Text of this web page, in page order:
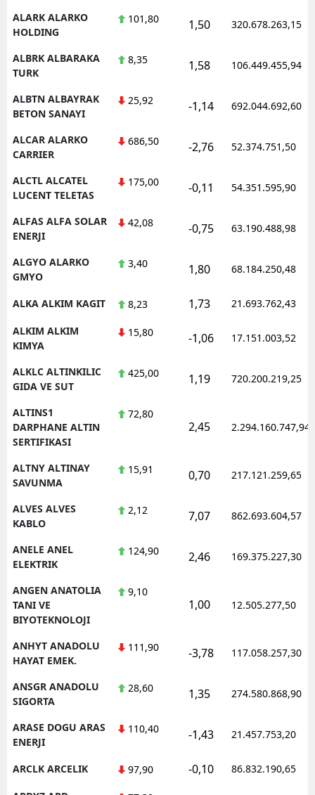
ALARK ALARKO
HOLDING
101,80 1,50 320.678.263,15
ALBRK ALBARAKA
TURK
8,35 1,58 106.449.455,94
ALBTN ALBAYRAK
BETON SANAYI
25,92 -1,14 692.044.692,60
ALCAR ALARKO
CARRIER
686,50 -2,76 52.374.751,50
ALCTL ALCATEL
LUCENT TELETAS
175,00 -0,11 54.351.595,90
ALFAS ALFA SOLAR
ENERJI
42,08 -0,75 63.190.488,98
ALGYO ALARKO
GMYO
3,40 1,80 68.184.250,48
ALKA ALKIM KAGIT 8,23 1,73 21.693.762,43
ALKIM ALKIM
KIMYA
15,80 -1,06 17.151.003,52
ALKLC ALTINKILIC
GIDA VE SUT
425,00 1,19 720.200.219,25
ALTINS1
DARPHANE ALTIN
SERTIFIKASI
72,80
2,45 2.294.160.747,94
ALTNY ALTINAY
SAVUNMA
15,91 0,70 217.121.259,65
ALVES ALVES
KABLO
2,12 7,07 862.693.604,57
ANELE ANEL
ELEKTRIK
124,90 2,46 169.375.227,30
ANGEN ANATOLIA
TANI VE
BIYOTEKNOLOJI
9,10
1,00 12.505.277,50
ANHYT ANADOLU
HAYAT EMEK.
111,90 -3,78 117.058.257,30
ANSGR ANADOLU
SIGORTA
28,60 1,35 274.580.868,90
ARASE DOGU ARAS
ENERJI
110,40 -1,43 21.457.753,20
ARCLK ARCELIK 97,90 -0,10 86.832.190,65